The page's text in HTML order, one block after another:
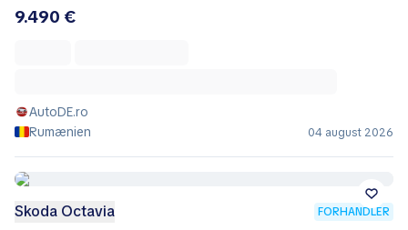
9.490 €
AutoDE.ro
Rumænien
04 august 2026
Skoda Octavia FORHANDLER